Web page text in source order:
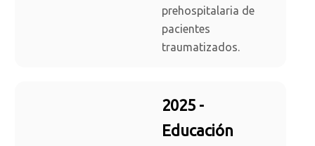
prehospitalaria de
pacientes
traumatizados.
2025 -
Educación